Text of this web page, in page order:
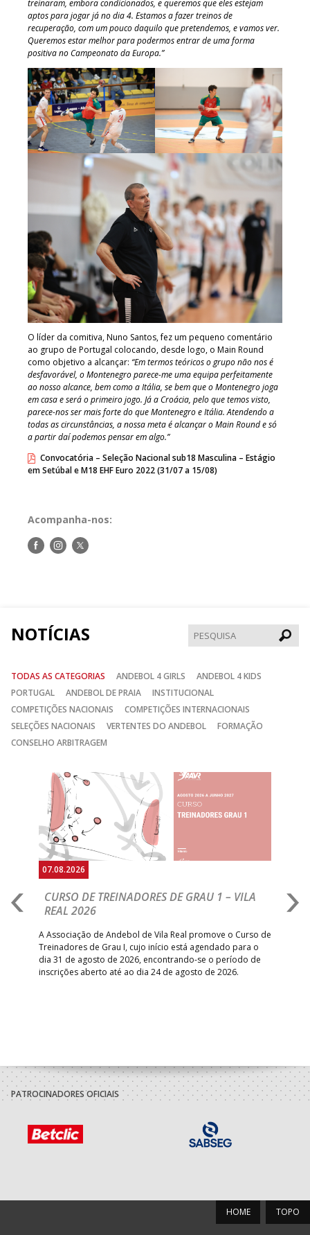
treinaram, embora condicionados, e queremos que eles estejam
aptos para jogar já no dia 4. Estamos a fazer treinos de
recuperação, com um pouco daquilo que pretendemos, e vamos ver.
Queremos estar melhor para podermos entrar de uma forma
positiva no Campeonato da Europa.”
O líder da comitiva, Nuno Santos, fez um pequeno comentário
ao grupo de Portugal colocando, desde logo, o Main Round
como objetivo a alcançar: “Em termos teóricos o grupo não nos é
desfavorável, o Montenegro parece-me uma equipa perfeitamente
ao nosso alcance, bem como a Itália, se bem que o Montenegro joga
em casa e será o primeiro jogo. Já a Croácia, pelo que temos visto,
parece-nos ser mais forte do que Montenegro e Itália. Atendendo a
todas as circunstâncias, a nossa meta é alcançar o Main Round e só
a partir daí podemos pensar em algo.”
Convocatória – Seleção Nacional sub18 Masculina – Estágio
em Setúbal e M18 EHF Euro 2022 (31/07 a 15/08)
Acompanha-nos:
Siga-Siga-Siga-
NOTÍCIAS
TODAS AS CATEGORIAS ANDEBOL 4 GIRLS
ANDEBOL 4 KIDS
PORTUGAL
ANDEBOL DE PRAIA
INSTITUCIONAL
COMPETIÇÕES NACIONAIS
COMPETIÇÕES INTERNACIONAIS
SELEÇÕES NACIONAIS
VERTENTES DO ANDEBOL
FORMAÇÃO
CONSELHO ARBITRAGEM
07.08.2026
CURSO DE TREINADORES DE GRAU 1 – VILA
REAL 2026
A Associação de Andebol de Vila Real promove o Curso de
Treinadores de Grau I, cujo início está agendado para o
dia 31 de agosto de 2026, encontrando-se o período de
inscrições aberto até ao dia 24 de agosto de 2026.
Anterior
PATROCINADORES OFICIAIS
TOPO
HOME